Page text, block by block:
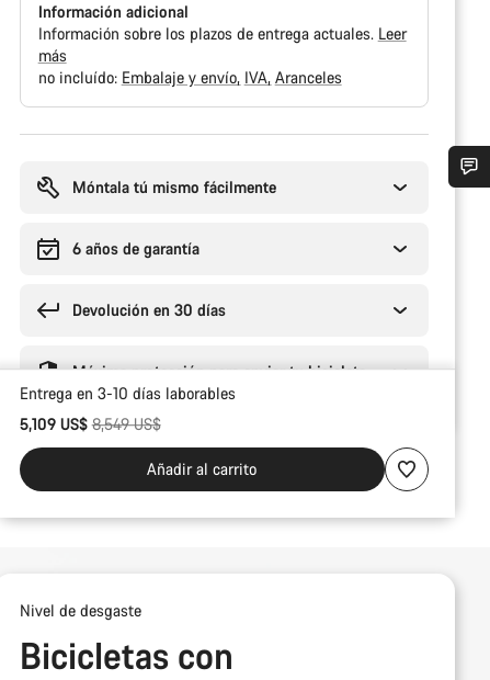
Información adicional
Información sobre los plazos de entrega actuales. Leer
más
no incluído: Embalaje y envío IVA Aranceles
compra
Móntala tú mismo fácilmente
6 años de garantía
Devolución en 30 días
Máxima protección para enviar tu bicicleta
Entrega en 3-10 días laborables
5,109 US$Precio original
8,549 US$
Añadir al carrito
Nivel de desgaste
Bicicletas con
Cerrar